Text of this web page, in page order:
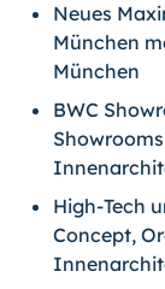
Neues
München
München
BWC
High-Tech
Concept,